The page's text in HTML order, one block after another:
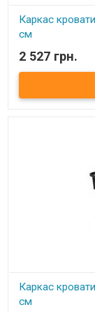
Каркас
см
В наличии
Каркас кровати
Размер: 80х190
пластик. Тип
2 527 грн.
Каркас
см